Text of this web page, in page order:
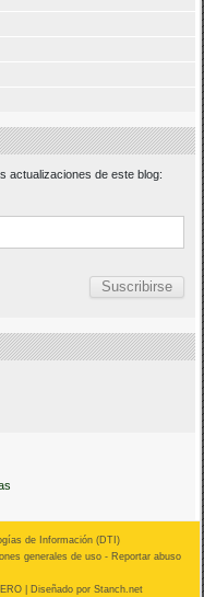
actualizaciones de este blog:
de Información (DTI )
generales de uso- Reportar abuso
| Diseñado por Stanch.net